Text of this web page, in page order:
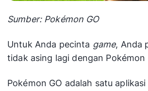
Sumber: Pokémon GO
Untuk Anda pecinta game, Anda
tidak asing lagi dengan Pokémon
Pokémon GO adalah satu